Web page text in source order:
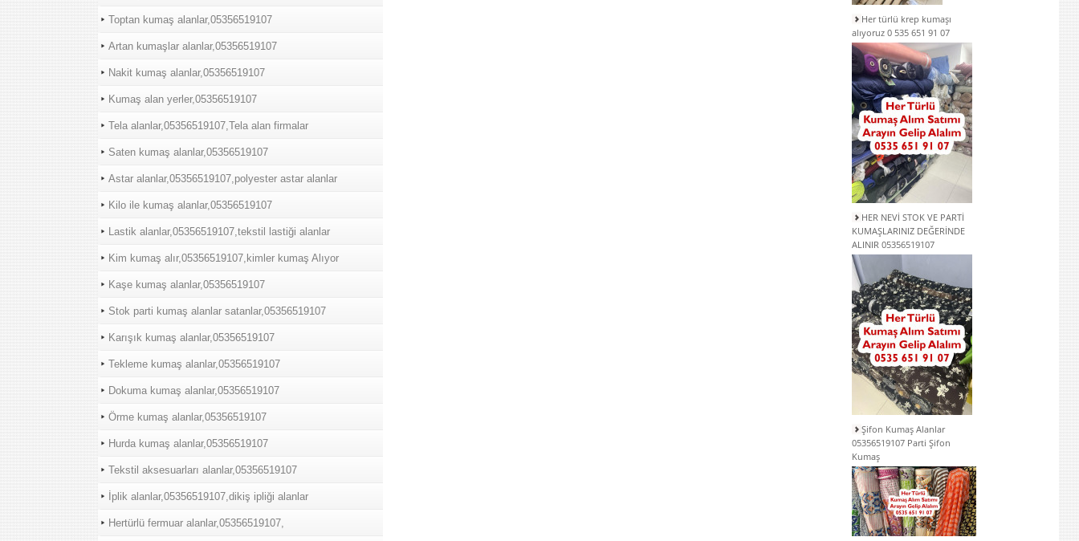
Toptan kumaş alanlar,05356519107
Artan kumaşlar alanlar,05356519107
Nakit kumaş alanlar,05356519107
Kumaş alan yerler,05356519107
Tela alanlar,05356519107,Tela alan firmalar
Saten kumaş alanlar,05356519107
Astar alanlar,05356519107,polyester astar alanlar
Kilo ile kumaş alanlar,05356519107
Lastik alanlar,05356519107,tekstil lastiği alanlar
Kim kumaş alır,05356519107,kimler kumaş Alıyor
Kaşe kumaş alanlar,05356519107
Stok parti kumaş alanlar satanlar,05356519107
Karışık kumaş alanlar,05356519107
Tekleme kumaş alanlar,05356519107
Dokuma kumaş alanlar,05356519107
Örme kumaş alanlar,05356519107
Hurda kumaş alanlar,05356519107
Tekstil aksesuarları alanlar,05356519107
İplik alanlar,05356519107,dikiş ipliği alanlar
Hertürlü fermuar alanlar,05356519107,
Her türlü krep kumaşı
alıyoruz 0 535 651 91 07
HER NEVİ STOK VE PARTİ
KUMAŞLARINIZ DEĞERİNDE
ALINIR 05356519107
Şifon Kumaş Alanlar
05356519107 Parti Şifon
Kumaş